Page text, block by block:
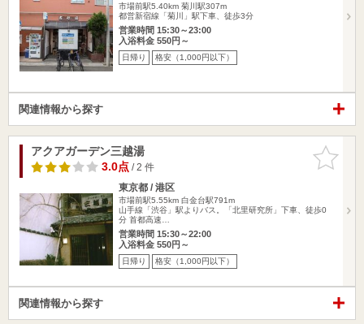
市場前駅5.40km 菊川駅307m
都営新宿線「菊川」駅下車、徒歩3分
営業時間 15:30～23:00
入浴料金 550円～
日帰り 格安（1,000円以下）
関連情報から探す
お気に入
りに追加
アクアガーデン三越湯
3.0点/ 2 件
東京都 / 港区
市場前駅5.55km 白金台駅791m
山手線「渋谷」駅よりバス。「北里研究所」下車、徒歩0
分 首都高速…
営業時間 15:30～22:00
入浴料金 550円～
日帰り 格安（1,000円以下）
関連情報から探す